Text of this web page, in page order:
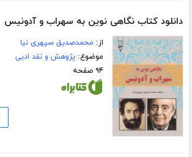
دانلود کتاب نگاهی نوین به سهراب و آدونیس
از: محمدصدیق سپهری نیا
موضوع:پژوهش و نقد ادبی
۹۴ صفحه